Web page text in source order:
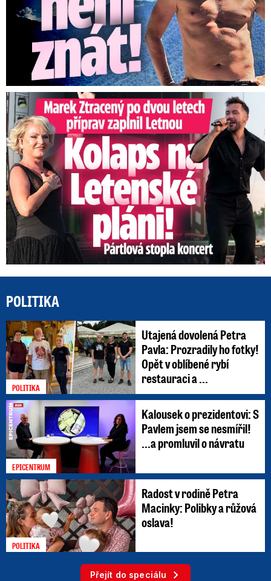
Marek Ztracený na Letné: Pártlová stopla koncert
POLITIKA
POLITIKA
Utajená dovolená Petra
Pavla: Prozradily ho fotky!
Opět v oblíbené rybí
restauraci a ...
EPICENTRUM
Kalousek o prezidentovi: S
Pavlem jsem se nesmířil!
...a promluvil o návratu
POLITIKA
Radost v rodině Petra
Macinky: Polibky a růžová
oslava!
Přejít do speciálu